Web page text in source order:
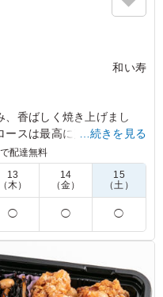
和い寿
、香ばしく焼き上げまし
ースは最高に美味しくて癖
。
ビクターエンタテインメント
文しましたが、豚の味付
ちょうどいいと、女性陣
添えてあるきんぴらごぼ
いとおっしゃる方もいら
…続きを見る
配達無料
13
（木）
14
（金）
15
（土）
◯ ◯ ◯